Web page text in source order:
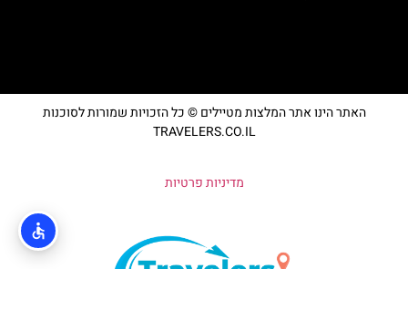
האתר הינו אתר המלצות מטיילים © כל הזכויות שמורות לסוכנות
TRAVELERS.CO.IL
מדיניות פרטיות